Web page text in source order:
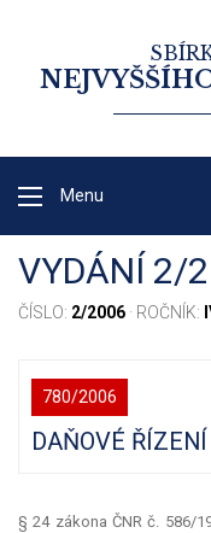
Menu
VYDÁNÍ 2/
ČÍSLO: 2/2006 · ROČNÍK:
780/2006
DAŇOVÉ
§ 24 zákona ČNR č. 586/